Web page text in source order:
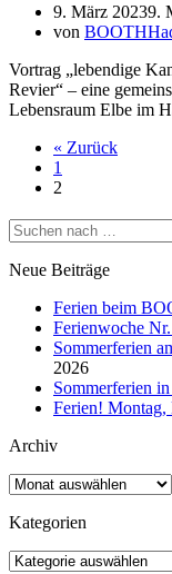
9. März 20239.
von
Vortrag „lebendige
Revier“ – eine
Lebensraum Elbe im
« Zurück
1
2
Suchen
nach …
Neue Beiträge
Ferien beim
Ferienwoche
Sommerferien
2026
Sommerferien
Ferien!
Archiv
Archiv
Kategorien
Kategorien